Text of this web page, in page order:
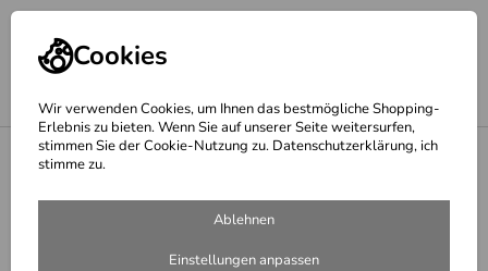
Cookies
Wir verwenden Cookies, um Ihnen das bestmögliche Shopping-
Erlebnis zu bieten. Wenn Sie auf unserer Seite weitersurfen,
stimmen Sie der Cookie-Nutzung zu. Datenschutzerklärung, ich
stimme zu.
Ablehnen
Einstellungen anpassen
Gefäße aus Stahlblech - Top Deal